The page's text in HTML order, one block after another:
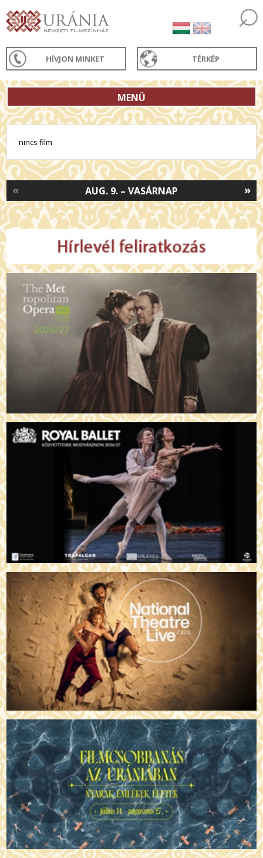
HÍVJON MINKET TÉRKÉP
MENÜ
nincs film
»
AUG. 9. – VASÁRNAP
«